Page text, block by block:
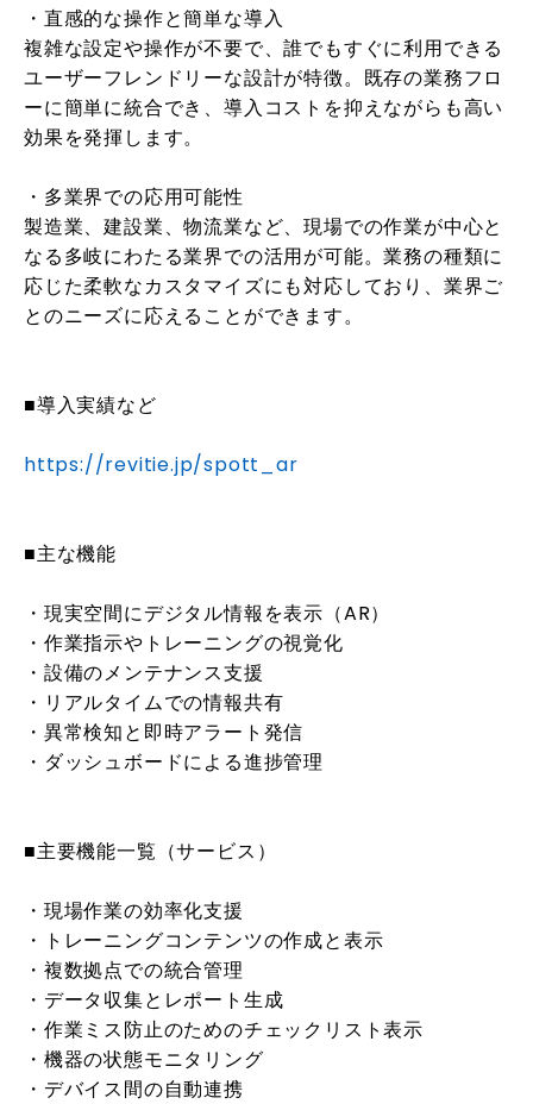
・直感的な操作と簡単な導入
複雑な設定や操作が不要で、誰でもすぐに利用できる
ユーザーフレンドリーな設計が特徴。既存の業務フロ
ーに簡単に統合でき、導入コストを抑えながらも高い
効果を発揮します。
・多業界での応用可能性
製造業、建設業、物流業など、現場での作業が中心と
なる多岐にわたる業界での活用が可能。業務の種類に
応じた柔軟なカスタマイズにも対応しており、業界ご
とのニーズに応えることができます。
■導入実績など
https://revitie.jp/spott_ar
■主な機能
・現実空間にデジタル情報を表示（AR）
・作業指示やトレーニングの視覚化
・設備のメンテナンス支援
・リアルタイムでの情報共有
・異常検知と即時アラート発信
・ダッシュボードによる進捗管理
■主要機能一覧（サービス）
・現場作業の効率化支援
・トレーニングコンテンツの作成と表示
・複数拠点での統合管理
・データ収集とレポート生成
・作業ミス防止のためのチェックリスト表示
・機器の状態モニタリング
・デバイス間の自動連携